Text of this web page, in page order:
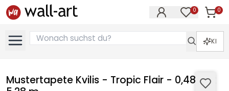
0 0
KI
Mustertapete Kvilis - Tropic Flair - 0,48 m x